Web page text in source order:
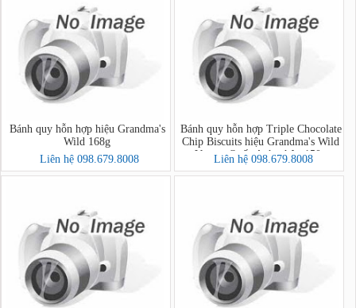
Bánh quy hỗn hợp hiệu Grandma's
Wild 168g
Liên hệ 098.679.8008
Bánh quy hỗn hợp Triple Chocolate
Chip Biscuits hiệu Grandma's Wild
Vương Quốc Anh - hộp 150g
Liên hệ 098.679.8008